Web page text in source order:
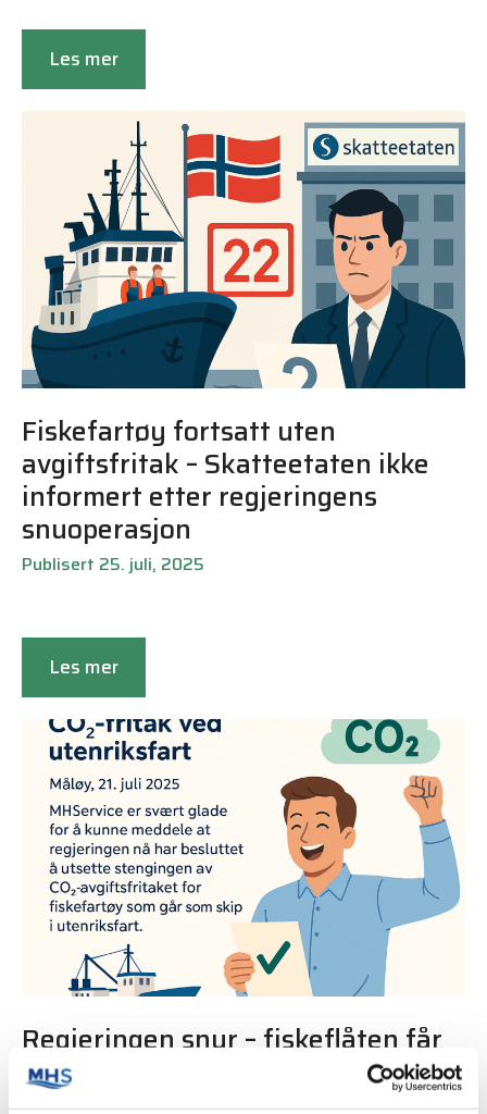
Les mer
Fiskefartøy fortsatt uten
avgiftsfritak – Skatteetaten ikke
informert etter regjeringens
snuoperasjon
Publisert 25. juli, 2025
Les mer
Regjeringen snur – fiskeflåten får
beholde CO₂-fritak ved utenriksfart
Publisert 21. juli, 2025